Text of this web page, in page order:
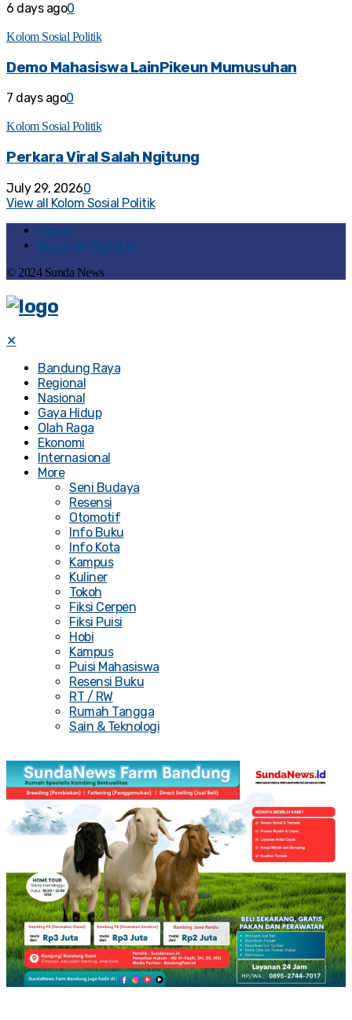
6 days ago0
Kolom Sosial Politik
Demo Mahasiswa LainPikeun Mumusuhan
7 days ago0
Kolom Sosial Politik
Perkara Viral Salah Ngitung
July 29, 20260
View all Kolom Sosial Politik
Home
Susunan Redaksi
© 2024 Sunda News
✕
Bandung Raya
Regional
Nasional
Gaya Hidup
Olah Raga
Ekonomi
Internasional
More
Seni Budaya
Resensi
Otomotif
Info Buku
Info Kota
Kampus
Kuliner
Tokoh
Fiksi Cerpen
Fiksi Puisi
Hobi
Kampus
Puisi Mahasiswa
Resensi Buku
RT / RW
Rumah Tangga
Sain & Teknologi